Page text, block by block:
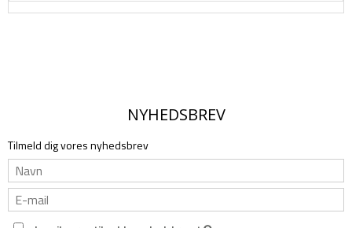
NYHEDSBREV
Tilmeld dig vores nyhedsbrev